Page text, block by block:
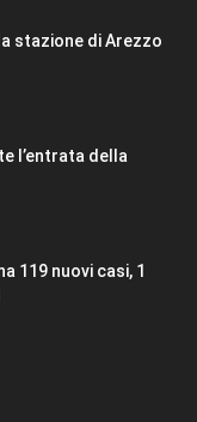
stazione di Arezzo
l’entrata della
119 nuovi casi, 1